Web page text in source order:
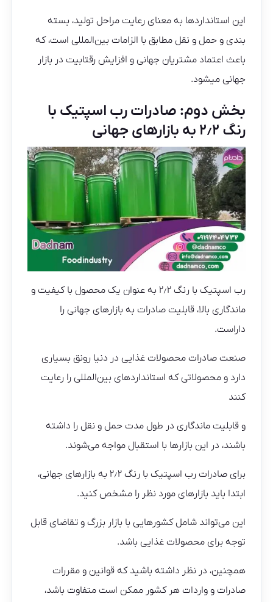
این استانداردها به معنای رعایت مراحل تولید، بسته
بندی و حمل و نقل مطابق با الزامات بین‌المللی است، که
باعث اعتماد مشتریان جهانی و افزایش رقتابیت در بازار
جهانی میشود.
بخش دوم: صادرات رب اسپتیک با
رنگ ۲٫۲ به بازارهای جهانی
رب اسپتیک با رنگ ۲٫۲ به عنوان یک محصول با کیفیت و
ماندگاری بالا، قابلیت صادرات به بازارهای جهانی را
داراست.
صنعت صادرات محصولات غذایی در دنیا رونق بسیاری
دارد و محصولاتی که استانداردهای بین‌المللی را رعایت
کنند
و قابلیت ماندگاری در طول مدت حمل و نقل را داشته
باشند، در این بازارها با استقبال مواجه می‌شوند.
برای صادرات رب اسپتیک با رنگ ۲٫۲ به بازارهای جهانی،
ابتدا باید بازارهای مورد نظر را مشخص کنید.
این می‌تواند شامل کشورهایی با بازار بزرگ و تقاضای قابل
توجه برای محصولات غذایی باشد.
همچنین، در نظر داشته باشید که قوانین و مقررات
صادرات و واردات هر کشور ممکن است متفاوت باشد،